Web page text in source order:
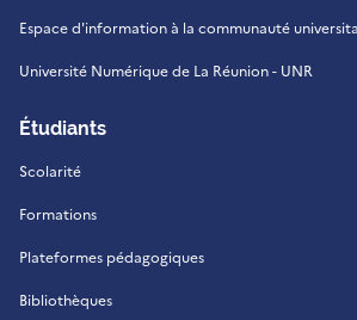
Espace d'information à la communauté
Université Numérique de La Réunion - UNR
Étudiants
Scolarité
Formations
Plateformes pédagogiques
Bibliothèques